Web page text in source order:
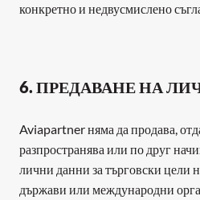
конкретно и недвусмислено
6. ПРЕДАВАНЕ НА
Aviapartner няма да продава,
разпространява или по друг
лични данни за търговски цели
държави или международни